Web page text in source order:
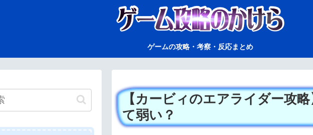
ゲームの攻略・考察・反応まとめ
【カービィのエアライダー攻
て弱い？